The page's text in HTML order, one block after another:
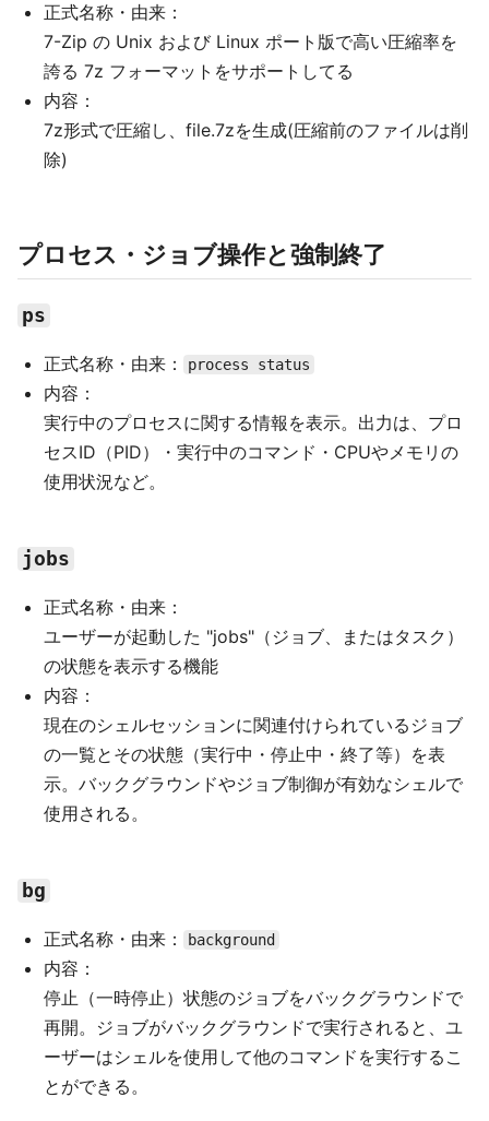
正式名称・由来：
7-Zip の Unix および Linux ポート版で高い圧縮率を
誇る 7z フォーマットをサポートしてる
内容：
7z形式で圧縮し、file.7zを生成(圧縮前のファイルは削
除)
プロセス・ジョブ操作と強制終了
ps
正式名称・由来： process status
内容：
実行中のプロセスに関する情報を表示。出力は、プロ
セスID（PID）・実行中のコマンド・CPUやメモリの
使用状況など。
jobs
正式名称・由来：
ユーザーが起動した "jobs"（ジョブ、またはタスク）
の状態を表示する機能
内容：
現在のシェルセッションに関連付けられているジョブ
の一覧とその状態（実行中・停止中・終了等）を表
示。バックグラウンドやジョブ制御が有効なシェルで
使用される。
bg
正式名称・由来： background
内容：
停止（一時停止）状態のジョブをバックグラウンドで
再開。ジョブがバックグラウンドで実行されると、ユ
ーザーはシェルを使用して他のコマンドを実行するこ
とができる。